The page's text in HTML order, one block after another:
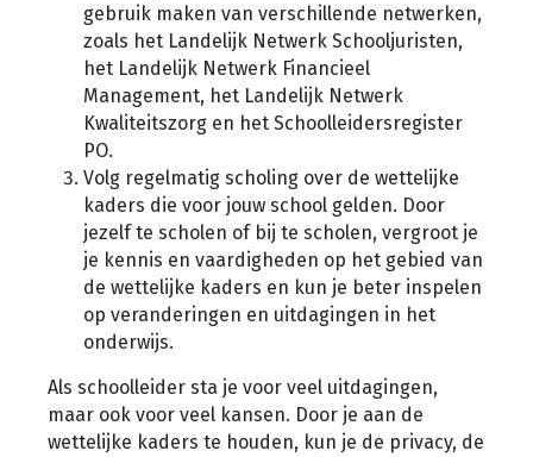
gebruik maken van verschillende netwerken,
zoals het Landelijk Netwerk Schooljuristen,
het Landelijk Netwerk Financieel
Management, het Landelijk Netwerk
Kwaliteitszorg en het Schoolleidersregister
PO.
Volg regelmatig scholing over de wettelijke
kaders die voor jouw school gelden. Door
jezelf te scholen of bij te scholen, vergroot je
je kennis en vaardigheden op het gebied van
de wettelijke kaders en kun je beter inspelen
op veranderingen en uitdagingen in het
onderwijs.
Als schoolleider sta je voor veel uitdagingen,
maar ook voor veel kansen. Door je aan de
wettelijke kaders te houden, kun je de privacy, de